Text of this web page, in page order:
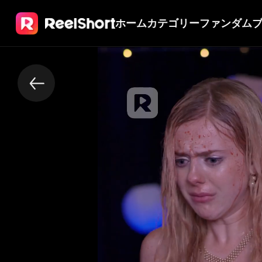
ホームカテゴリーファンダム